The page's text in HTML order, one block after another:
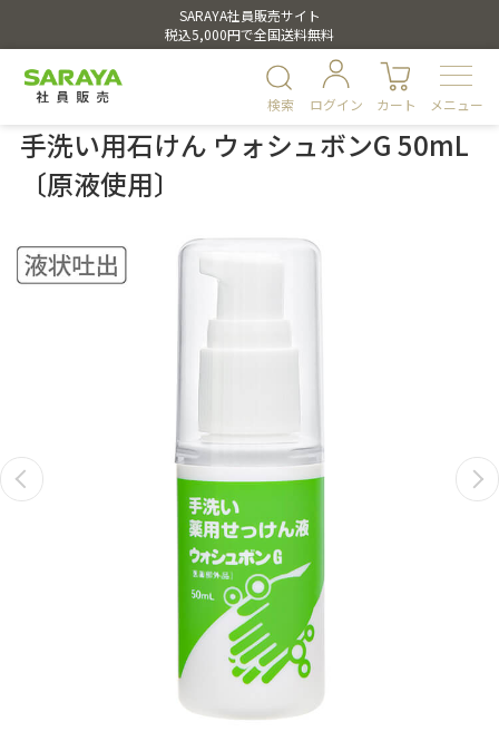
SARAYA社員販売サイト
税込5,000円で全国送料無料
検索 ログイン カート メニュー
手洗い用石けん ウォシュボンG 50mL
〔原液使用〕